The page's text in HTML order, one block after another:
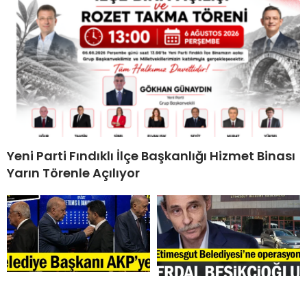
Yeni Parti Fındıklı İlçe Başkanlığı Hizmet Binası
Yarın Törenle Açılıyor